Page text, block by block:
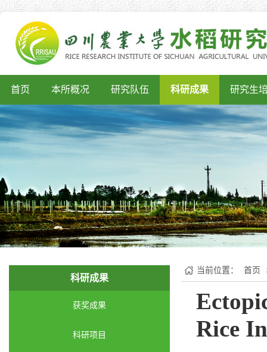
首页 本所概况 研究队伍 科研成果 研究生
科研成果
获奖成果
科研项目
当前位置： 首页
Rice